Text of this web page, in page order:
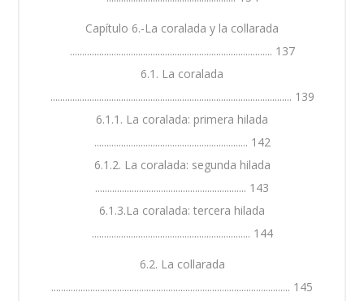
Capítulo 6.-La coralada y la collarada
................................................................................... 137
6.1. La coralada
................................................................................................... 139
6.1.1. La coralada: primera hilada
............................................................... 142
6.1.2. La coralada: segunda hilada
.............................................................. 143
6.1.3.La coralada: tercera hilada
................................................................. 144
6.2. La collarada
.................................................................................................. 145